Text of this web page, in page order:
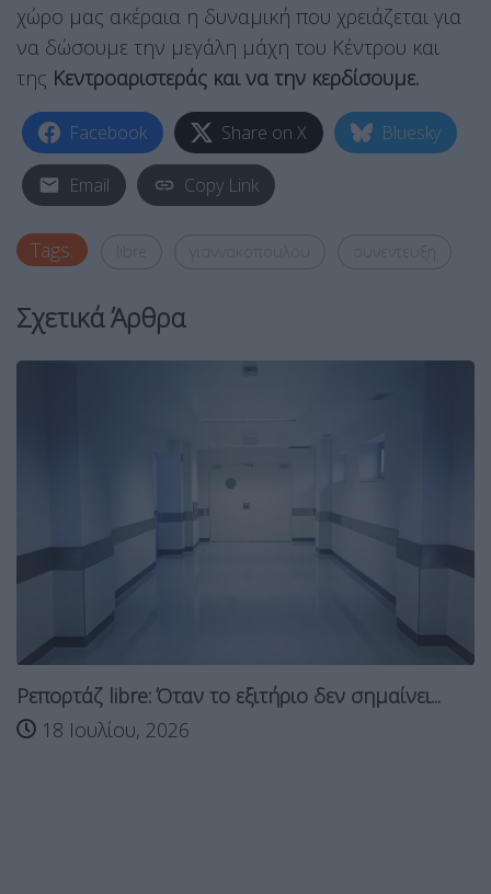
χώρο μας ακέραια η δυναμική που χρειάζεται για
να δώσουμε την μεγάλη μάχη του Κέντρου και
της Κεντροαριστεράς και να την κερδίσουμε.
Facebook Share on X Bluesky
Email Copy Link
Tags:
Σχετικά Άρθρα
Ρεπορτάζ libre: Όταν το εξιτήριο δεν σημαίνει...
18 Ιουλίου, 2026